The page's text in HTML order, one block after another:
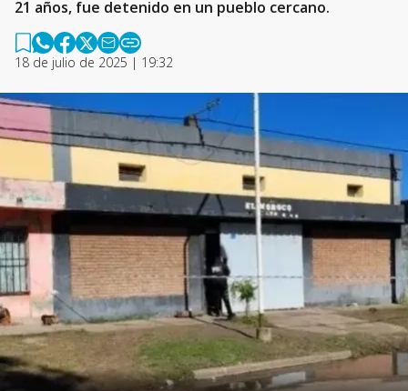
21 años, fue detenido en un pueblo cercano.
18 de julio de 2025 | 19:32